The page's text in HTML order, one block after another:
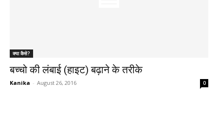
क्या कैसे?
बच्चो की लंबाई (हाइट) बढ़ाने के तरीके
Kanika - August 26, 2016 0